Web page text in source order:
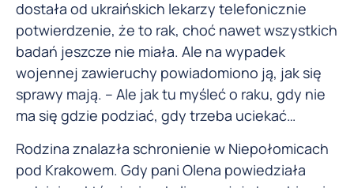
dostała od ukraińskich lekarzy telefonicznie
potwierdzenie, że to rak, choć nawet wszystkich
badań jeszcze nie miała. Ale na wypadek
wojennej zawieruchy powiadomiono ją, jak się
sprawy mają. – Ale jak tu myśleć o raku, gdy nie
ma się gdzie podziać, gdy trzeba uciekać…
Rodzina znalazła schronienie w Niepołomicach
pod Krakowem. Gdy pani Olena powiedziała